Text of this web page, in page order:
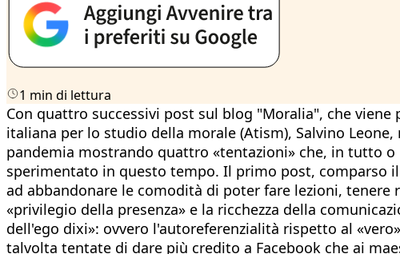
1 min di lettura
Con quattro successivi post sul blog "Moralia", che
italiana per lo studio della morale (Atism), Salvino
pandemia mostrando quattro «tentazioni» che, in tutto
sperimentato in questo tempo. Il primo post, comparso
ad abbandonare le comodità di poter fare lezioni,
«privilegio della presenza» e la ricchezza della
dell'ego dixi»: ovvero l'autoreferenzialità rispetto al
talvolta tentate di dare più credito a Facebook che ai